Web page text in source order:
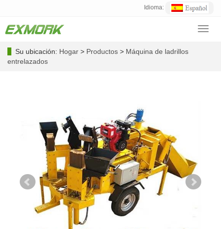
Idioma:
Su ubicación: Hogar > Productos > Máquina de ladrillos
entrelazados